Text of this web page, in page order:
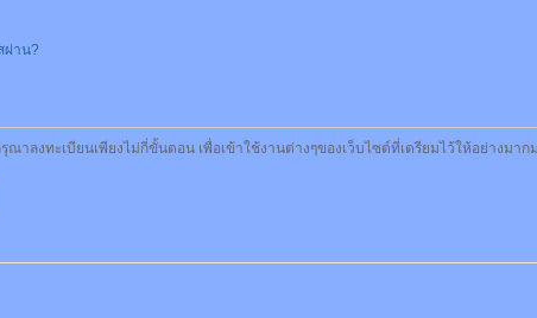
ผ่าน?
าลงทะเบียนเพียงไม่กี่ขั้นตอน เพื่อเข้าใช้งานต่างๆของเว็บไซต์ที่เตรียมไว้ให้อย่างมาก